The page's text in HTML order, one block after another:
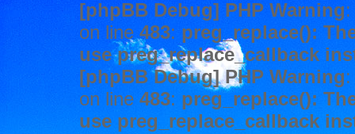
[phpBB Debug] PHP Warning
on line 483: preg_replace():
use preg_replace_callback
[phpBB Debug] PHP Warning
on line 483: preg_replace():
use preg_replace_callback